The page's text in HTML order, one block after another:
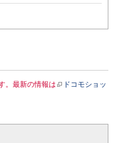
。最新の情報は
ドコモショッ